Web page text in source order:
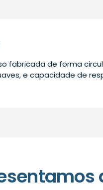
fabricada de forma
e capacidade de